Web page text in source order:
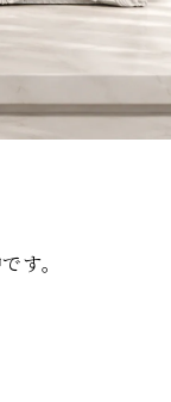
す。